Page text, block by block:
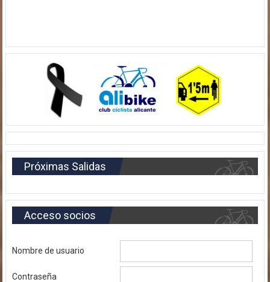
Próximas Salidas
Acceso socios
Nombre de usuario
Contraseña